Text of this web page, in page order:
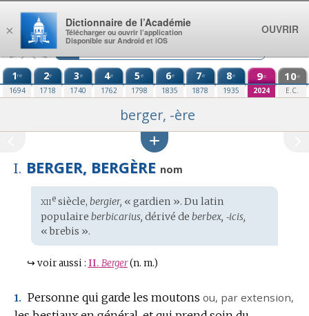
Aller au contenu
1re
1694
2e
1718
3e
1740
4e
1762
5e
1798
6e
1835
7e
1878
8e
1935
9e
2024
10e
E.C.
berger, -ère
I. BERGER, BERGÈRE nom
Étymologie
:
xiiesiècle, bergier, « gardien ». Du latin
populaire berbicarius, dérivé de berbex, ‑icis,
« brebis ».
↪ voir aussi : II. Berger (n. m.)
1. Personne qui garde les moutons ou, par extension,
×
Dictionnaire de l’Académie
Télécharger ou ouvrir l’application
Disponible sur Android et iOS
OUVRIR